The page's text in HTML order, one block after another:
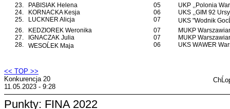
23.
PABISIAK Helena 05
UKP ,,Polonia
24.
KORNACKA Kesja 06
UKS ,,GIM 92
25.
LUCKNER Alicja 07
UKS "Wodnik
26.
KEDZIOREK Weronika 07
MUKP
27.
IGNACZAK Julia 07
MUKP
28.
WESOĹEK Maja 06 UKS WAWER
<< TOP >>
Konkurencja 20
11.05.2023 - 9:28
Punkty: FINA 2022